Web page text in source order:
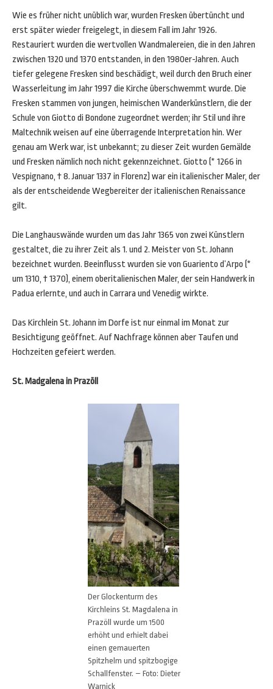
Wie es früher nicht unüblich war, wurden Fresken übertüncht und
erst später wieder freigelegt, in diesem Fall im Jahr 1926.
Restauriert wurden die wertvollen Wandmalereien, die in den Jahren
zwischen 1320 und 1370 entstanden, in den 1980er-Jahren. Auch
tiefer gelegene Fresken sind beschädigt, weil durch den Bruch einer
Wasserleitung im Jahr 1997 die Kirche überschwemmt wurde. Die
Fresken stammen von jungen, heimischen Wanderkünstlern, die der
Schule von Giotto di Bondone zugeordnet werden; ihr Stil und ihre
Maltechnik weisen auf eine überragende Interpretation hin. Wer
genau am Werk war, ist unbekannt; zu dieser Zeit wurden Gemälde
und Fresken nämlich noch nicht gekennzeichnet. Giotto (* 1266 in
Vespignano, † 8. Januar 1337 in Florenz) war ein italienischer Maler, der
als der entscheidende Wegbereiter der italienischen Renaissance
gilt.
Die Langhauswände wurden um das Jahr 1365 von zwei Künstlern
gestaltet, die zu ihrer Zeit als 1. und 2. Meister von St. Johann
bezeichnet wurden. Beeinflusst wurden sie von Guariento d’Arpo (*
um 1310, † 1370), einem oberitalienischen Maler, der sein Handwerk in
Padua erlernte, und auch in Carrara und Venedig wirkte.
Das Kirchlein St. Johann im Dorfe ist nur einmal im Monat zur
Besichtigung geöffnet. Auf Nachfrage können aber Taufen und
Hochzeiten gefeiert werden.
St. Madgalena in Prazöll
Der Glockenturm des
Kirchleins St. Magdalena in
Prazöll wurde um 1500
erhöht und erhielt dabei
einen gemauerten
Spitzhelm und spitzbogige
Schallfenster. – Foto: Dieter
Warnick